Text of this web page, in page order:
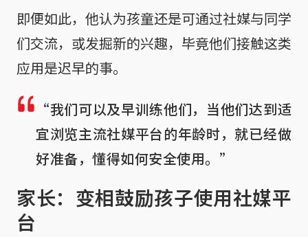
即便如此，他认为孩童还是可通过社媒与同学
们交流，或发掘新的兴趣，毕竟他们接触这类
应用是迟早的事。
“我们可以及早训练他们，当他们达到适
宜浏览主流社媒平台的年龄时，就已经做
好准备，懂得如何安全使用。”
家长：变相鼓励孩子使用社媒平
台